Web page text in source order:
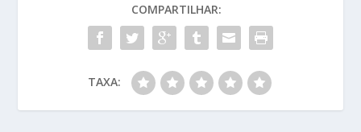
COMPARTILHAR:
TAXA: